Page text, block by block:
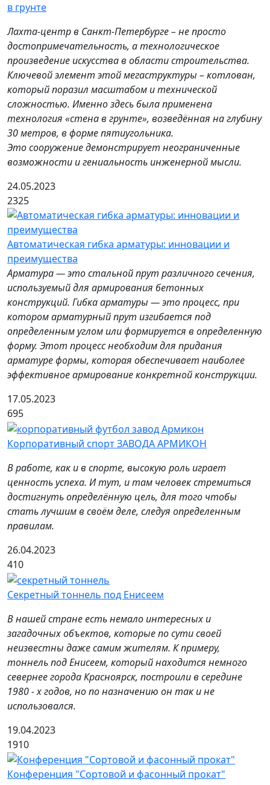
в грунте
Лахта-центр в Санкт-Петербурге – не просто
достопримечательность, а технологическое
произведение искусства в области строительства.
Ключевой элемент этой мегаструктуры – котлован,
который поразил масштабом и технической
сложностью. Именно здесь была применена
технология «стена в грунте», возведённая на глубину
30 метров, в форме пятиугольника.
Это сооружение демонстрирует неограниченные
возможности и гениальность инженерной мысли.
24.05.2023
2325
Автоматическая гибка арматуры: инновации и
преимущества
Арматура — это стальной прут различного сечения,
используемый для армирования бетонных
конструкций. Гибка арматуры — это процесс, при
котором арматурный прут изгибается под
определенным углом или формируется в определенную
форму. Этот процесс необходим для придания
арматуре формы, которая обеспечивает наиболее
эффективное армирование конкретной конструкции.
17.05.2023
695
Корпоративный спорт ЗАВОДА АРМИКОН
В работе, как и в спорте, высокую роль играет
ценность успеха. И тут, и там человек стремиться
достигнуть определённую цель, для того чтобы
стать лучшим в своём деле, следуя определенным
правилам.
26.04.2023
410
Секретный тоннель под Енисеем
В нашей стране есть немало интересных и
загадочных объектов, которые по сути своей
неизвестны даже самим жителям. К примеру,
тоннель под Енисеем, который находится немного
севернее города Красноярск, построили в середине
1980 - х годов, но по назначению он так и не
использовался.
19.04.2023
1910
Конференция "Сортовой и фасонный прокат"